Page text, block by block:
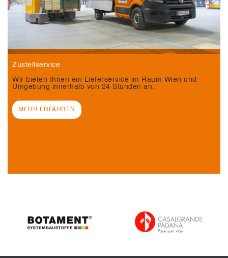
Zustellservice
Wir bieten Ihnen ein Lieferservice im Raum Wien und
Umgebung innerhalb von 24 Stunden an.
MEHR ERFAHREN